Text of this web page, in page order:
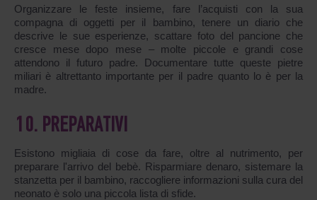
Organizzare le feste insieme, fare l’acquisti con la sua
compagna di oggetti per il bambino, tenere un diario che
descrive le sue esperienze, scattare foto del pancione che
cresce mese dopo mese – molte piccole e grandi cose
attendono il futuro padre. Documentare tutte queste pietre
miliari è altrettanto importante per il padre quanto lo è per la
madre.
10. PREPARATIVI
Esistono migliaia di cose da fare, oltre al nutrimento, per
preparare l'arrivo del bebè. Risparmiare denaro, sistemare la
stanzetta per il bambino, raccogliere informazioni sulla cura del
neonato è solo una piccola lista di sfide.